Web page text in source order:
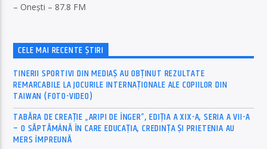
– Onești – 87.8 FM
CELE MAI RECENTE ȘTIRI
TINERII SPORTIVI DIN MEDIAȘ AU OBȚINUT REZULTATE
REMARCABILE LA JOCURILE INTERNAȚIONALE ALE COPIILOR DIN
TAIWAN (FOTO-VIDEO)
TABĂRA DE CREAȚIE „ARIPI DE ÎNGER”, EDIȚIA A XIX-A, SERIA A VII-A
– O SĂPTĂMÂNĂ ÎN CARE EDUCAȚIA, CREDINȚA ȘI PRIETENIA AU
MERS ÎMPREUNĂ